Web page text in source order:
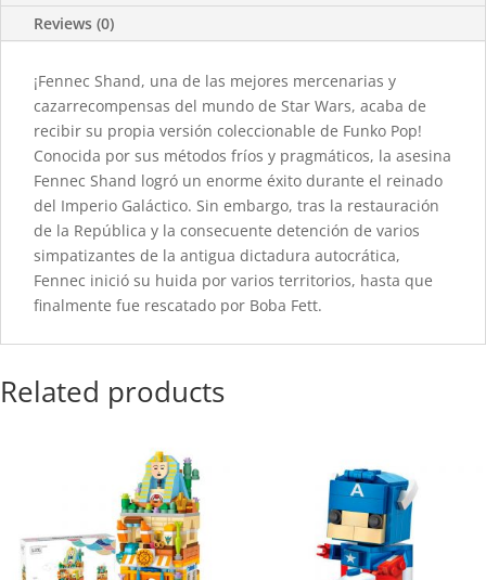
Reviews (0)
¡Fennec Shand, una de las mejores mercenarias y
cazarrecompensas del mundo de Star Wars, acaba de
recibir su propia versión coleccionable de Funko Pop!
Conocida por sus métodos fríos y pragmáticos, la asesina
Fennec Shand logró un enorme éxito durante el reinado
del Imperio Galáctico. Sin embargo, tras la restauración
de la República y la consecuente detención de varios
simpatizantes de la antigua dictadura autocrática,
Fennec inició su huida por varios territorios, hasta que
finalmente fue rescatado por Boba Fett.
Related products